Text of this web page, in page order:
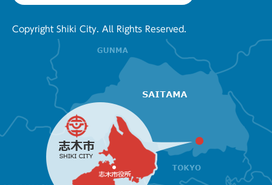
Copyright Shiki City. All Rights Reserved.